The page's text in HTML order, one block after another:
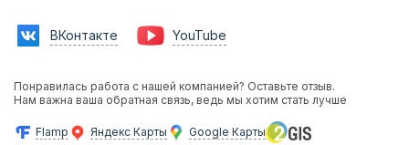
Инвестиции в прокат
Аренда авто на мероприятия
Бизнес
ВКонтакте YouTube
Понравилась работа с нашей компанией? Оставьте отзыв.
Нам важна ваша обратная связь, ведь мы хотим стать лучше
Flamp Яндекс Карты Google Карты